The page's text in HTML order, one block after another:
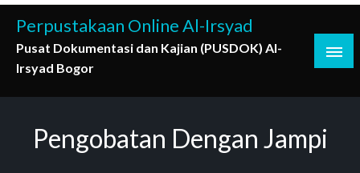
Skip
content
Perpustakaan Online Al-Irsyad
Pusat Dokumentasi dan Kajian (PUSDOK) Al-
Irsyad Bogor
Pengobatan Dengan Jampi